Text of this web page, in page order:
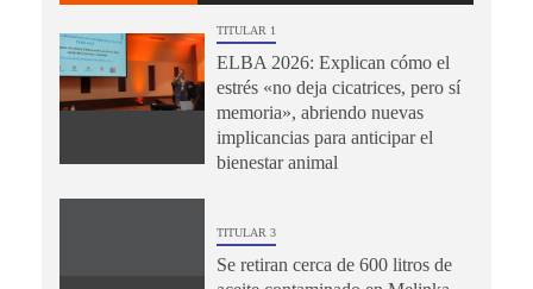
TITULAR 1
ELBA 2026: Explican cómo el
estrés «no deja cicatrices, pero sí
memoria», abriendo nuevas
implicancias para anticipar el
bienestar animal
TITULAR 3
Se retiran cerca de 600 litros de